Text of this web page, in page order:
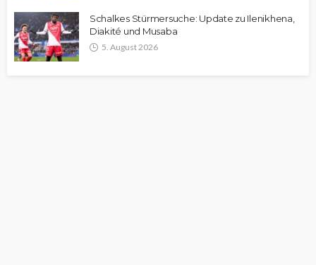
Schalkes Stürmersuche: Update zu Ilenikhena,
Diakité und Musaba
5. August 2026